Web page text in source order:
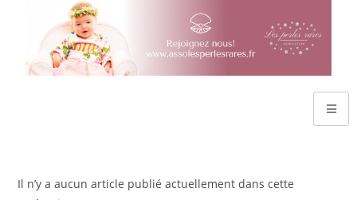
Il n’y a aucun article publié actuellement dans cette